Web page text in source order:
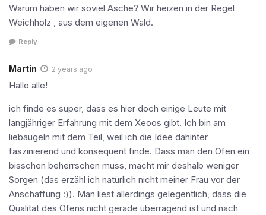
Warum haben wir soviel Asche? Wir heizen in der Regel
Weichholz , aus dem eigenen Wald.
Reply
Martin 2 years ago
Hallo alle!
ich finde es super, dass es hier doch einige Leute mit
langjähriger Erfahrung mit dem Xeoos gibt. Ich bin am
liebäugeln mit dem Teil, weil ich die Idee dahinter
faszinierend und konsequent finde. Dass man den Ofen ein
bisschen beherrschen muss, macht mir deshalb weniger
Sorgen (das erzähl ich natürlich nicht meiner Frau vor der
Anschaffung :)). Man liest allerdings gelegentlich, dass die
Qualität des Ofens nicht gerade überragend ist und nach